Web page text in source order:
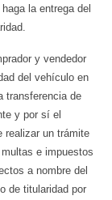
la entrega del
y vendedor
del vehículo en
transferencia de
y por sí el
realizar un trámite
e impuestos
a nombre del
de titularidad por